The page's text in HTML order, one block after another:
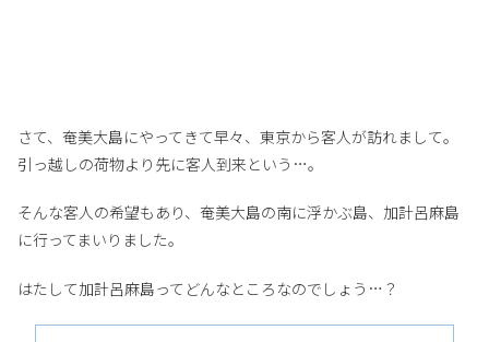
さて、奄美大島にやってきて早々、東京から客人が訪れまして。
引っ越しの荷物より先に客人到来という…。
そんな客人の希望もあり、奄美大島の南に浮かぶ島、加計呂麻島
に行ってまいりました。
はたして加計呂麻島ってどんなところなのでしょう…？